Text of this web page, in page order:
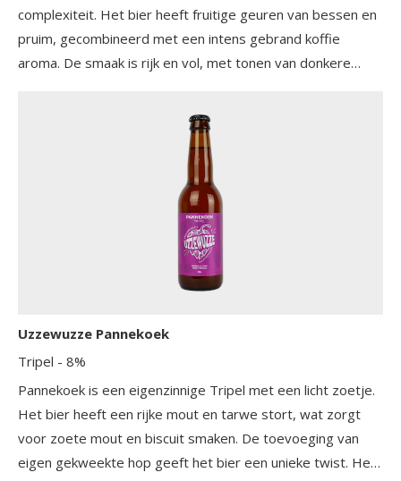
complexiteit. Het bier heeft fruitige geuren van bessen en
pruim, gecombineerd met een intens gebrand koffie
aroma. De smaak is rijk en vol, met tonen van donkere
vanille. De afdronk is lang en verwarmend, met een lichte
bitterheid die het geheel mooi afrondt.
Uzzewuzze Pannekoek
Tripel - 8%
Pannekoek is een eigenzinnige Tripel met een licht zoetje.
Het bier heeft een rijke mout en tarwe stort, wat zorgt
voor zoete mout en biscuit smaken. De toevoeging van
eigen gekweekte hop geeft het bier een unieke twist. Het